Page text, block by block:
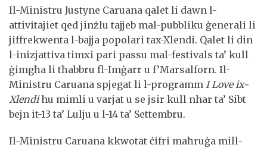
Il-Ministru Justyne Caruana qalet li dawn l-
attivitajiet qed jinżlu tajjeb mal-pubbliku ġenerali li
jiffrekwenta l-bajja popolari tax-Xlendi. Qalet li din
l-inizjattiva timxi pari passu mal-festivals ta’ kull
ġimgħa li tħabbru fl-Imġarr u f’Marsalforn. Il-
Ministru Caruana spjegat li l-programm I Love ix-
Xlendihu mimli u varjat u se jsir kull nhar ta’ Sibt
bejn it-13 ta’ Lulju u l-14 ta’ Settembru.
Il-Ministru Caruana kkwotat ċifri maħruġa mill-